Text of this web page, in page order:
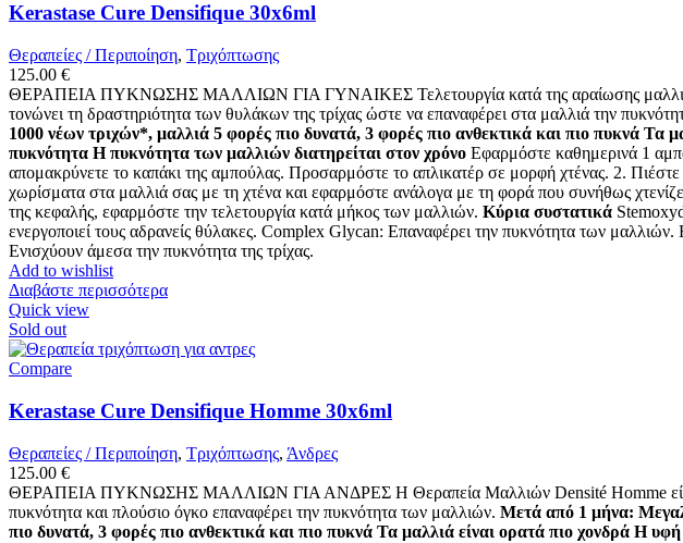
Kerastase Cure Densifique 30x6ml
Θεραπείες / Περιποίηση, Τριχόπτωσης
125.00 €
ΘΕΡΑΠΕΙΑ ΠΥΚΝΩΣΗΣ ΜΑΛΛΙΩΝ ΓΙΑ ΓΥΝΑΙΚΕΣ Τελετουργία κατά της αραίωσης μαλλιών
τονώνει τη δραστηριότητα των θυλάκων της τρίχας ώστε να επαναφέρει στα μαλλιά την
1000 νέων τριχών*, μαλλιά 5 φορές πιο δυνατά, 3 φορές πιο ανθεκτικά και πιο πυκνά Τα
πυκνότητα Η πυκνότητα των μαλλιών διατηρείται στον χρόνο Εφαρμόστε καθημερινά 1
απομακρύνετε το καπάκι της αμπούλας. Προσαρμόστε το απλικατέρ σε μορφή χτένας. 2.
χωρίσματα στα μαλλιά σας με τη χτένα και εφαρμόστε ανάλογα με τη φορά που συνήθως
της κεφαλής, εφαρμόστε την τελετουργία κατά μήκος των μαλλιών. Κύρια συστατικά
ενεργοποιεί τους αδρανείς θύλακες. Complex Glycan: Επαναφέρει την πυκνότητα των
Ενισχύουν άμεσα την πυκνότητα της τρίχας.
Add to wishlist
Διαβάστε περισσότερα
Quick view
Sold out
Compare
Kerastase Cure Densifique Homme 30x6ml
Θεραπείες / Περιποίηση, Τριχόπτωσης, Άνδρες
125.00 €
ΘΕΡΑΠΕΙΑ ΠΥΚΝΩΣΗΣ ΜΑΛΛΙΩΝ ΓΙΑ ΑΝΔΡΕΣ Η Θεραπεία Μαλλιών Densité Homme είναι
πυκνότητα και πλούσιο όγκο επαναφέρει την πυκνότητα των μαλλιών. Μετά από 1 μήνα:
πιο δυνατά, 3 φορές πιο ανθεκτικά και πιο πυκνά Τα μαλλιά είναι ορατά πιο χονδρά Η